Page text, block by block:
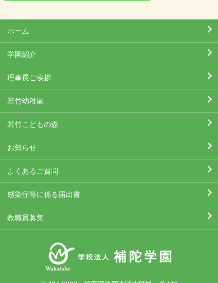
ホーム
学園紹介
理事長ご挨拶
若竹幼稚園
若竹こどもの森
お知らせ
よくあるご質問
感染症等に係る届出書
教職員募集